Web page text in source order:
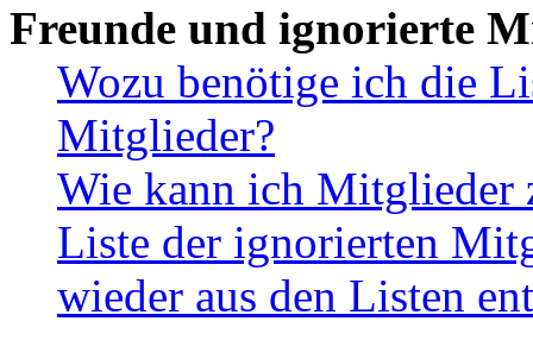
Freunde und ignorierte
Wozu benötige ich die
Mitglieder?
Wie kann ich Mitglieder
Liste der ignorierten
wieder aus den Listen